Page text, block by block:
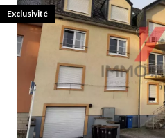
Exclusivité